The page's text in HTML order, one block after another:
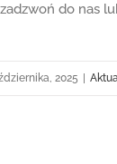
do nas
2025